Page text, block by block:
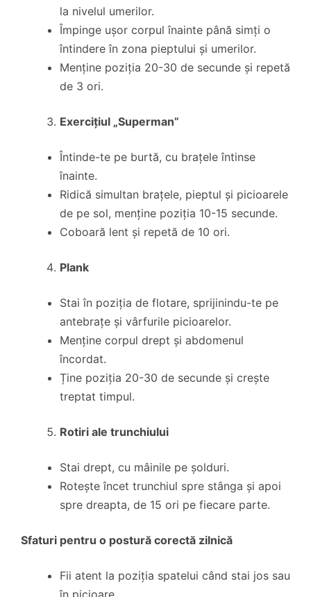
la nivelul umerilor.
Împinge ușor corpul înainte până simți o
întindere în zona pieptului și umerilor.
Menține poziția 20-30 de secunde și repetă
de 3 ori.
Exercițiul „Superman”
Întinde-te pe burtă, cu brațele întinse
înainte.
Ridică simultan brațele, pieptul și picioarele
de pe sol, menține poziția 10-15 secunde.
Coboară lent și repetă de 10 ori.
Plank
Stai în poziția de flotare, sprijinindu-te pe
antebrațe și vârfurile picioarelor.
Menține corpul drept și abdomenul
încordat.
Ține poziția 20-30 de secunde și crește
treptat timpul.
Rotiri ale trunchiului
Stai drept, cu mâinile pe șolduri.
Rotește încet trunchiul spre stânga și apoi
spre dreapta, de 15 ori pe fiecare parte.
Sfaturi pentru o postură corectă zilnică
Fii atent la poziția spatelui când stai jos sau
în picioare.